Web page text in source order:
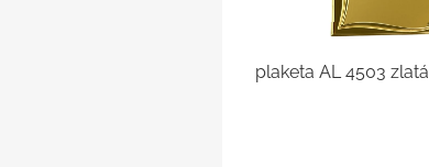
plaketa AL 4503 zlatá